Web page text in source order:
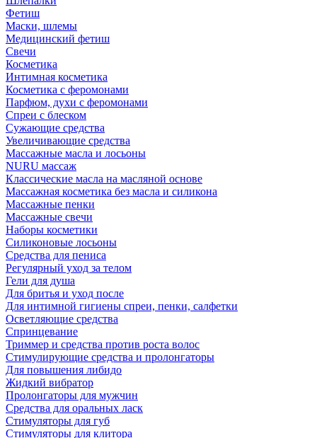
Фетиш
Маски, шлемы
Медицинский фетиш
Свечи
Косметика
Интимная косметика
Косметика с феромонами
Парфюм, духи с феромонами
Спреи с блеском
Сужающие средства
Увеличивающие средства
Массажные масла и лосьоны
NURU массаж
Классические масла на масляной основе
Массажная косметика без масла и силикона
Массажные пенки
Массажные свечи
Наборы косметики
Силиконовые лосьоны
Средства для пениса
Регулярный уход за телом
Гели для душа
Для бритья и уход после
Для интимной гигиены спреи, пенки, салфетки
Осветляющие средства
Спринцевание
Триммер и средства против роста волос
Стимулирующие средства и пролонгаторы
Для повышения либидо
Жидкий вибратор
Пролонгаторы для мужчин
Средства для оральных ласк
Стимуляторы для губ
Стимуляторы для клитора